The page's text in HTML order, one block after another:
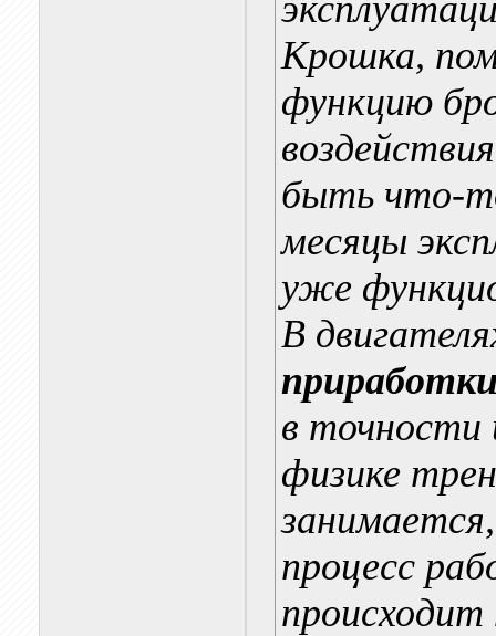
Крошка,
функцию
быть что-
месяцы
уже
В
в точности
физике
процесс